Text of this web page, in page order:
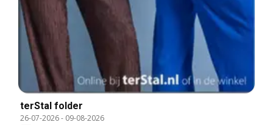
terStal folder
26-07-2026- 09-08-2026